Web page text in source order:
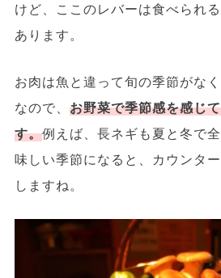
けど、ここのレバーは食べられ
あります。
お肉は魚と違って旬の季節がな
なので、 お野菜で季節感を感じ
す。例えば、長ネギも夏と冬で
味しい季節になると、カウンタ
しますね。